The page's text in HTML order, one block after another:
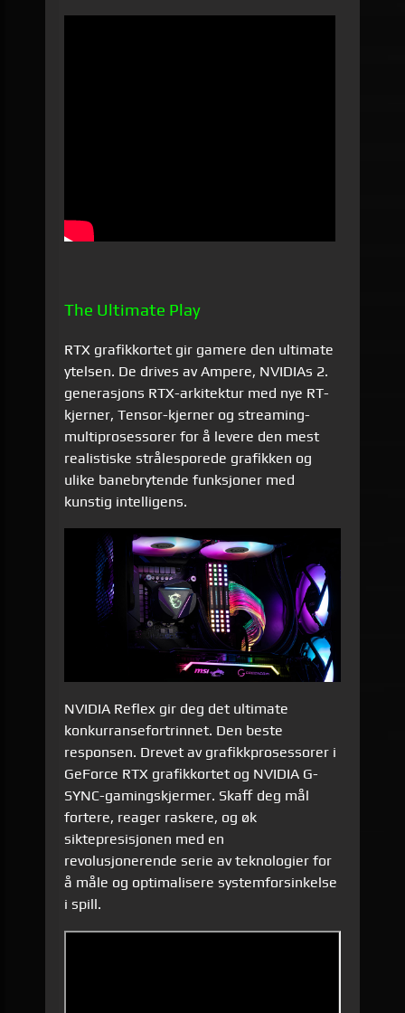
The Ultimate Play
RTX grafikkortet gir gamere den ultimate
ytelsen. De drives av Ampere, NVIDIAs 2.
generasjons RTX-arkitektur med nye RT-
kjerner, Tensor-kjerner og streaming-
multiprosessorer for å levere den mest
realistiske strålesporede grafikken og
ulike banebrytende funksjoner med
kunstig intelligens.
NVIDIA Reflex gir deg det ultimate
konkurransefortrinnet. Den beste
responsen. Drevet av grafikkprosessorer i
GeForce RTX grafikkortet og NVIDIA G-
SYNC-gamingskjermer. Skaff deg mål
fortere, reager raskere, og øk
siktepresisjonen med en
revolusjonerende serie av teknologier for
å måle og optimalisere systemforsinkelse
i spill.